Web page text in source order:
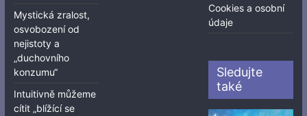
Mystická zralost,
osvobození od
nejistoty a
„duchovního
konzumu“
Intuitivně můžeme
cítit „blížící se
Cookies a osobní
údaje
Sledujte
také